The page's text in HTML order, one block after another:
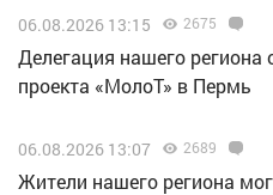
06.08.2026 13:15 2675
Делегация нашего региона
проекта «МолоТ» в Пермь
06.08.2026 13:07 2689
Жители нашего региона